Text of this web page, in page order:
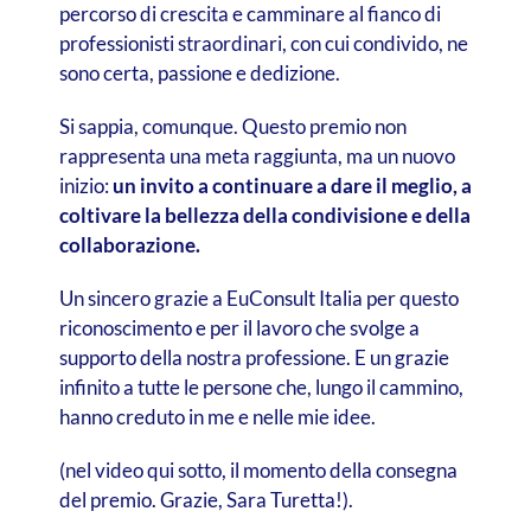
percorso di crescita e camminare al fianco di
professionisti straordinari, con cui condivido, ne
sono certa, passione e dedizione.
Si sappia, comunque. Questo premio non
rappresenta una meta raggiunta, ma un nuovo
inizio:un invito a continuare a dare il meglio, a
coltivare la bellezza della condivisione e della
collaborazione.
Un sincero grazie a EuConsult Italia per questo
riconoscimento e per il lavoro che svolge a
supporto della nostra professione. E un grazie
infinito a tutte le persone che, lungo il cammino,
hanno creduto in me e nelle mie idee.
(nel video qui sotto, il momento della consegna
del premio. Grazie, Sara Turetta!).